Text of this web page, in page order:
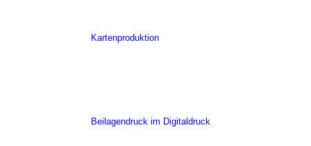
Kartenproduktion
Beilagendruck im Digitaldruck